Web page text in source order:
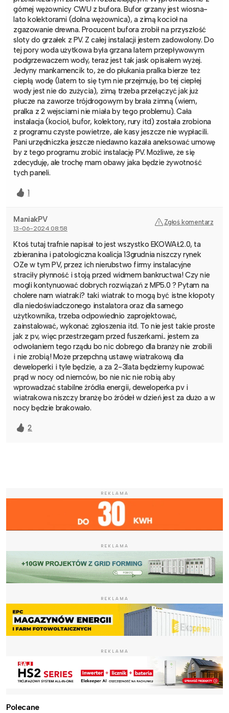
górnej wężownicy CWU z bufora. Bufor grzany jest wiosna-
lato kolektorami (dolna wężownica), a zimą kocioł na
zgazowanie drewna. Procucent bufora zrobił na przyszłość
sloty do grzałek z PV. Z całej instalacji jestem zadowolony. Do
tej pory woda użytkowa była grzana latem przepływowym
podgrzewaczem wody, teraz jest tak jask opisałem wyżej.
Jedyny mankamencik to, że do płukania pralka bierze też
ciepłą wodę (latem to się tym nie przejmuję, bo tej ciepłej
wody jest nie do zużycia), zimą trzeba przełączyć jak już
płucze na zaworze trójdrogowym by brała zimną (wiem,
pralka z 2 wejsciami nie miała by tego problemu). Cała
instalacja (kocioł, bufor, kolektory, rury itd) została zrobiona
z programu czyste powietrze, ale kasy jeszcze nie wypłacili.
Pani urzędniczka jeszcze niedawno kazała aneksować umowę
by z tego programu zrobić instalację PV. Możliwe, że się
zdecyduję, ale trochę mam obawy jaka będzie żywotność
tych paneli.
1
ManiakPV
13-06-2024 08:58
Zgłoś komentarz
Ktoś tutaj trafnie napisał to jest wszystko EKOWAŁ2.0, ta
zbieranina i patologiczna koalicja 13grudnia niszczy rynek
OZe w tym PV, przez ich nierubstwo firmy instalacyjne
straciły płynność i stoją przed widmem bankructwa! Czy nie
mogli kontynuować dobrych rozwiązań z MP5.0 ? Pytam na
cholere nam wiatraki? taki wiatrak to mogą być istne kłopoty
dla niedoświadczonego instalatora oraz dla samego
użytkownika, trzeba odpowiednio zaprojektować,
zainstalować, wykonać zgłoszenia itd. To nie jest takie proste
jak z pv, więc przestrzegam przed fuszerkami.. jestem za
odwołaniem tego rządu bo nic dobrego dla branży nie zrobili
i nie zrobią! Może przepchną ustawę wiatrakową dla
deweloperki i tyle będzie, a za 2-3lata będziemy kupować
prąd w nocy od niemców, bo nie nic nie robią aby
wprowadzać stabilne źródła energii, deweloperka pv i
wiatrakowa niszczy branżę bo źródeł w dzień jest za dużo a w
nocy będzie brakowało.
2
REKLAMA
REKLAMA
REKLAMA
REKLAMA
Polecane